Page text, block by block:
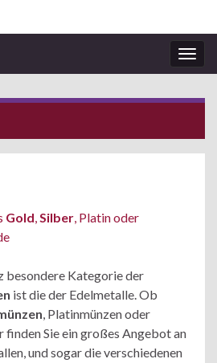
Gold,Silber, Platin oder
besondere Kategorie der
ist die der Edelmetalle. Ob
, Platinmünzen oder
finden Sie ein großes Angebot an
und sogar die verschiedenen